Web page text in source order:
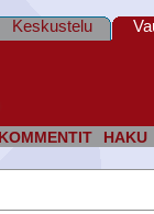
KOMMENTIT HAKU
Keskustelu